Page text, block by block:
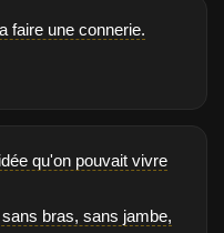
faire une connerie.
qu'on pouvait vivre
bras, sans jambe,